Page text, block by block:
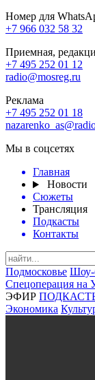
Номер для
+7 966 032 58 32
Приемная,
+7 495 252 01 12
radio@mosreg.ru
Реклама
+7 495 252 01 18
Мы в соцсетях
Главная
Новости
Сюжеты
Трансляция
Подкасты
Контакты
Подмосковье Шоу-
Спецоперация на
ЭФИР
Экономика